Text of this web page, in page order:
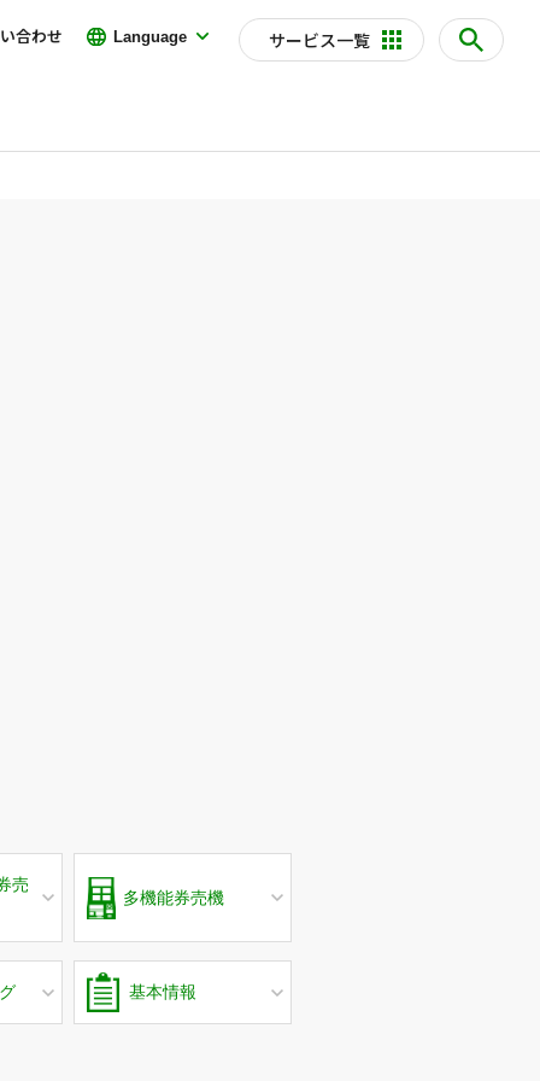
サービス一覧
Language
合わせ
売
多機能券売機
基本情報